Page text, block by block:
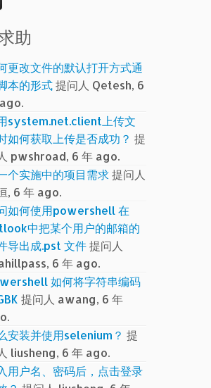
助
更改文件的默认打开方式通
本的形式提问人 Qetesh, 6
system.net.client上传文
如何获取上传是否成功？ 提
pwshroad, 6 年 ago.
个实施中的项目需求提问人
, 6 年 ago.
如何使用powershell 在
中把某个用户的邮箱的
导出成.pst 文件提问人
6 年 ago.
如何将字符串编码
提问人 awang, 6 年
安装并使用selenium？ 提
liusheng, 6 年 ago.
用户名、密码后，点击登录